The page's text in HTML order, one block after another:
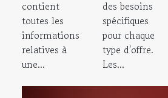
contient
toutes les
informations
relatives à
une...
des besoins
spécifiques
pour chaque
type d'offre.
Les...